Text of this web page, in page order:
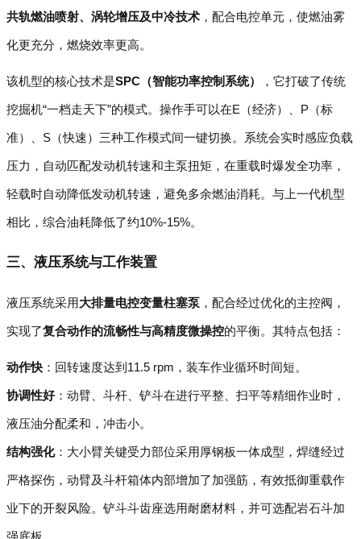
共轨燃油喷射、涡轮增压及中冷技术 ，配合电控单元，使燃油雾
化更充分，燃烧效率更高。
该机型的核心技术是SPC（智能功率控制系统） ，它打破了传统
挖掘机“一档走天下”的模式。操作手可以在E（经济）、P（标
准）、S（快速）三种工作模式间一键切换。系统会实时感应负载
压力，自动匹配发动机转速和主泵扭矩，在重载时爆发全功率，
轻载时自动降低发动机转速，避免多余燃油消耗。与上一代机型
相比，综合油耗降低了约10%-15%。
三、液压系统与工作装置
液压系统采用大排量电控变量柱塞泵 ，配合经过优化的主控阀，
实现了复合动作的流畅性与高精度微操控的平衡。其特点包括：
动作快 ：回转速度达到11.5 rpm，装车作业循环时间短。
协调性好：动臂、斗杆、铲斗在进行平整、扫平等精细作业时，
液压油分配柔和，冲击小。
结构强化：大小臂关键受力部位采用厚钢板一体成型，焊缝经过
严格探伤，动臂及斗杆箱体内部增加了加强筋，有效抵御重载作
业下的开裂风险。铲斗斗齿座选用耐磨材料，并可选配岩石斗加
强底板。